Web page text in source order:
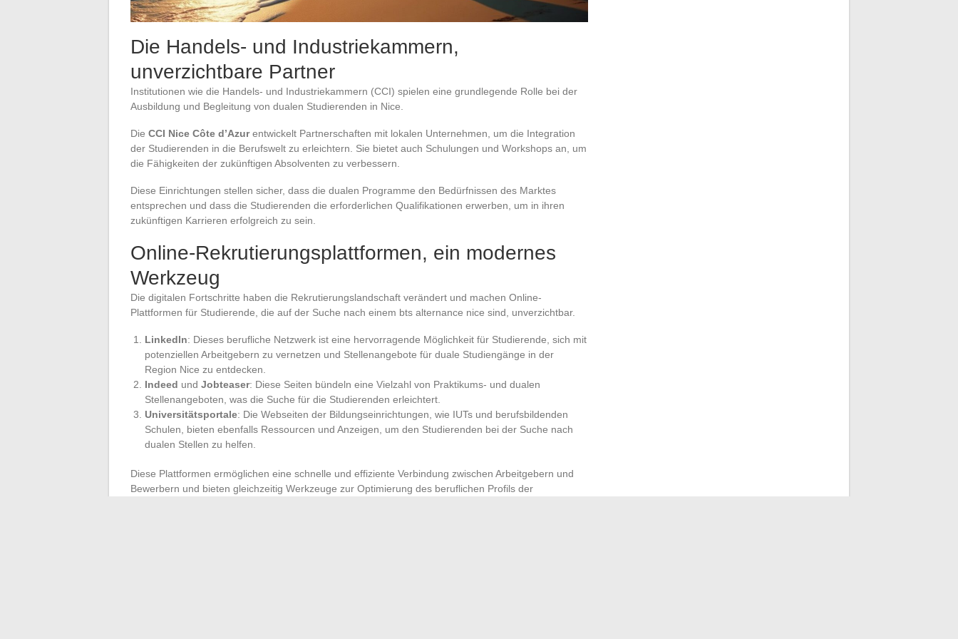
Die Handels- und Industriekammern,
unverzichtbare Partner
Institutionen wie die Handels- und Industriekammern (CCI) spielen eine grundlegende Rolle bei der
Ausbildung und Begleitung von dualen Studierenden in Nice.
Die CCI Nice Côte d’Azurentwickelt Partnerschaften mit lokalen Unternehmen, um die Integration
der Studierenden in die Berufswelt zu erleichtern. Sie bietet auch Schulungen und Workshops an, um
die Fähigkeiten der zukünftigen Absolventen zu verbessern.
Diese Einrichtungen stellen sicher, dass die dualen Programme den Bedürfnissen des Marktes
entsprechen und dass die Studierenden die erforderlichen Qualifikationen erwerben, um in ihren
zukünftigen Karrieren erfolgreich zu sein.
Online-Rekrutierungsplattformen, ein modernes
Werkzeug
Die digitalen Fortschritte haben die Rekrutierungslandschaft verändert und machen Online-
Plattformen für Studierende, die auf der Suche nach einem bts alternance nice sind, unverzichtbar.
LinkedIn: Dieses berufliche Netzwerk ist eine hervorragende Möglichkeit für Studierende, sich mit
potenziellen Arbeitgebern zu vernetzen und Stellenangebote für duale Studiengänge in der
Region Nice zu entdecken.
Indeed und Jobteaser: Diese Seiten bündeln eine Vielzahl von Praktikums- und dualen
Stellenangeboten, was die Suche für die Studierenden erleichtert.
Universitätsportale: Die Webseiten der Bildungseinrichtungen, wie IUTs und berufsbildenden
Schulen, bieten ebenfalls Ressourcen und Anzeigen, um den Studierenden bei der Suche nach
dualen Stellen zu helfen.
Diese Plattformen ermöglichen eine schnelle und effiziente Verbindung zwischen Arbeitgebern und
Bewerbern und bieten gleichzeitig Werkzeuge zur Optimierung des beruflichen Profils der